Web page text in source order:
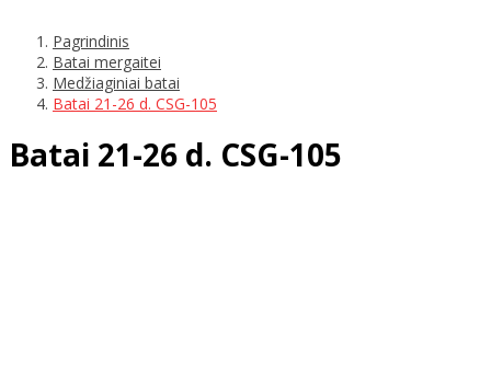
Pagrindinis
Batai mergaitei
Medžiaginiai batai
Batai 21-26 d. CSG-105
Batai 21-26 d. CSG-105